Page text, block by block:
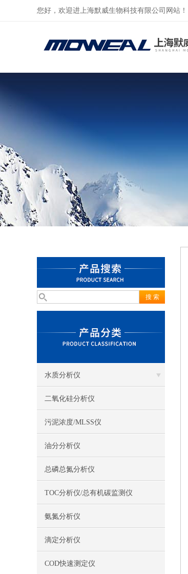
您好，欢迎进上海默威生物科技有限公司网站！
水质分析仪
二氧化硅分析仪
污泥浓度/MLSS仪
油分分析仪
总磷总氮分析仪
TOC分析仪/总有机碳监测仪
氨氮分析仪
滴定分析仪
COD快速测定仪